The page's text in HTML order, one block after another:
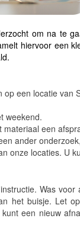
om na te
hiervoor een
een locatie
weekend.
een
ander
onze locaties. U
Was
het buisje. Let
een nieuw